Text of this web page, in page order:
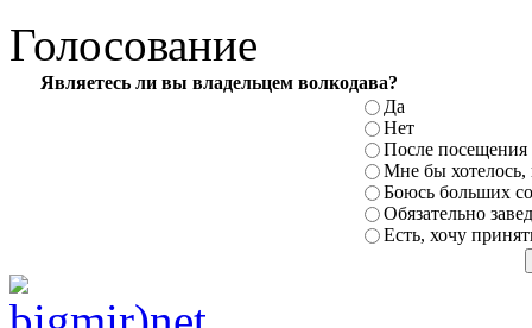
Голосование
Являетесь ли вы владельцем волкодава?
Да
Нет
После посещения
Мне бы
Боюсь больших
Обязательно
Есть, хочу